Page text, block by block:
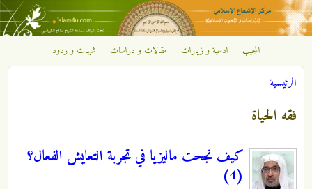
تجاوز إلى المحتوى الرئيسي
مركز
الإشعاع
الإسلامي
المجيب ادعية و زيارات مقالات و دراسات شبهات و ردود
أنت هنا
الرئيسية
فقه الحياة
كيف نجحت ماليزيا في تجربة التعايش الفعال؟
(4)